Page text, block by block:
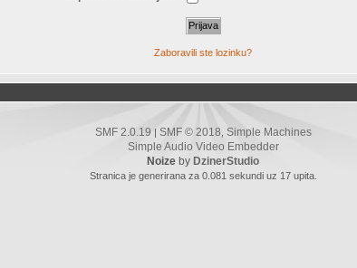
Zaboravili ste lozinku?
SMF 2.0.19 SMF © 2018 Simple Machines
Simple Audio Video Embedder
Noize by DzinerStudio
Stranica je generirana za 0.081 sekundi uz 17 upita.